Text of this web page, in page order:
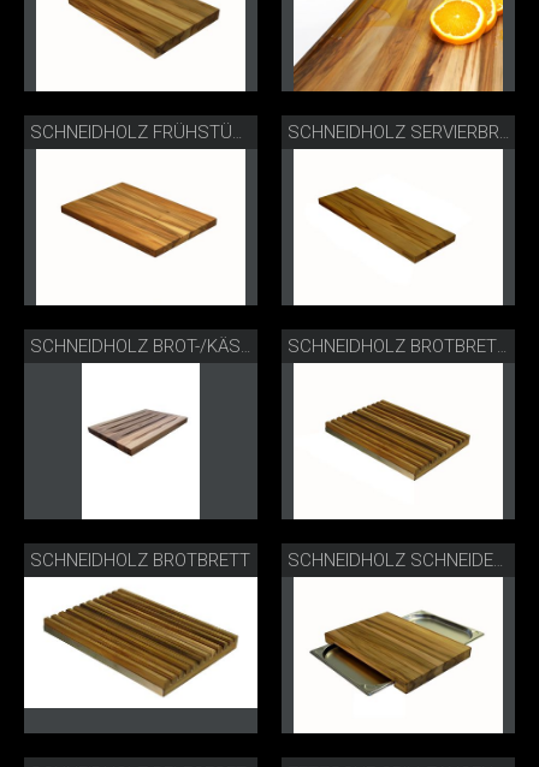
SCHNEIDHOLZ FRÜHSTÜCKSBRETT SCHNEIDHOLZ SERVIERBRETT
SCHNEIDHOLZ BROT-/KÄSEBRETT SCHNEIDHOLZ BROTBRETT KLEIN
SCHNEIDHOLZ BROTBRETT SCHNEIDHOLZ SCHNEIDEBRETT GASTRO